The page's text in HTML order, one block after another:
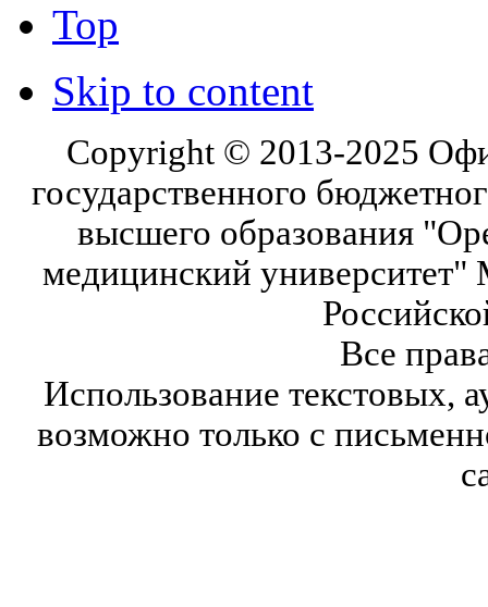
Top
Skip to content
Copyright © 2013-2025
государственного
высшего образования
медицинский университет"
Все
Использование текстовых,
возможно только с